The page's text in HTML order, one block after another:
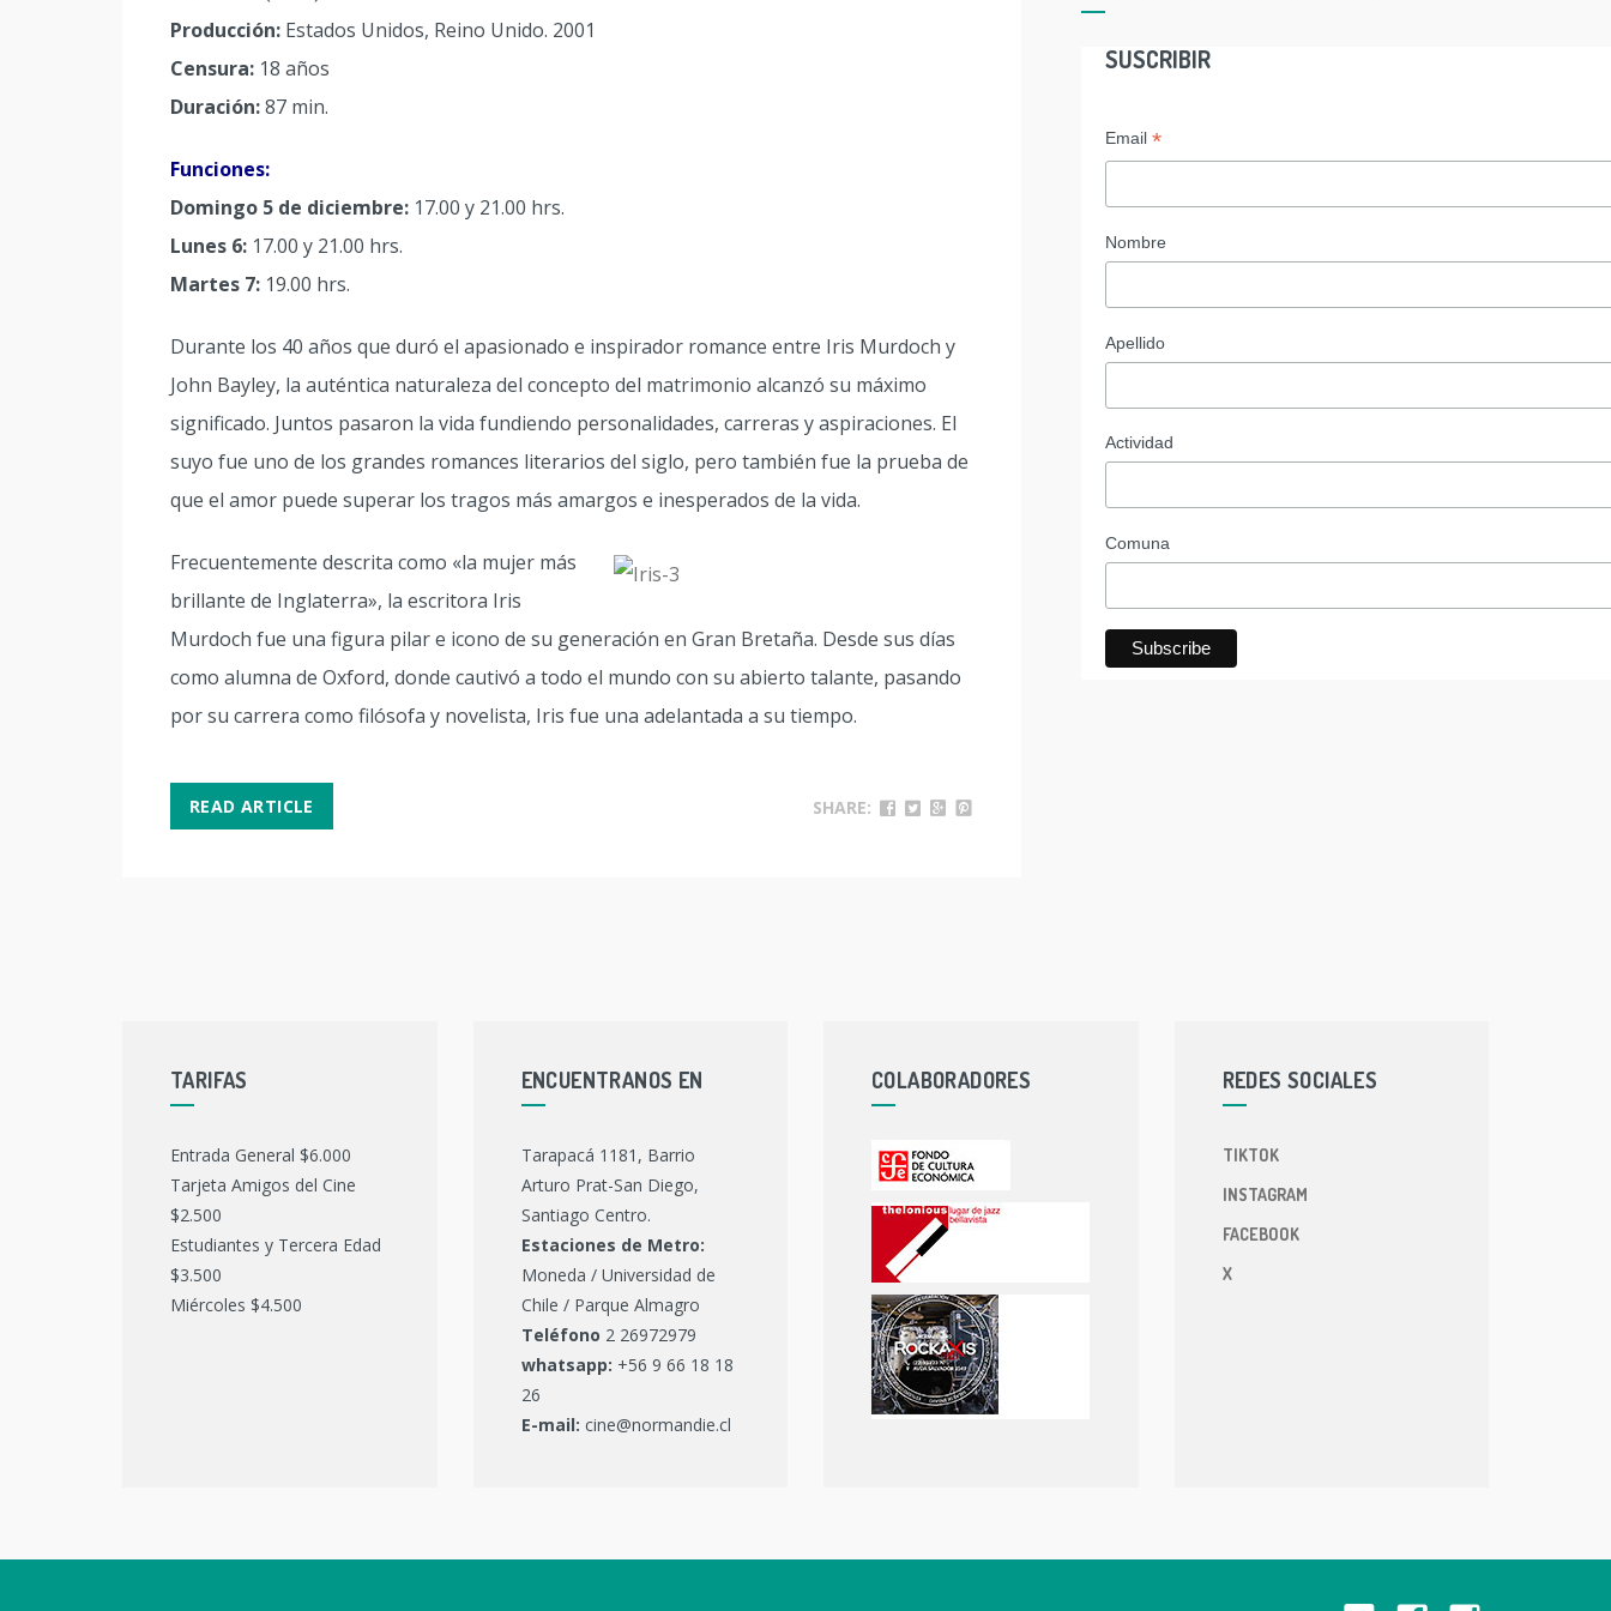
Producción: Estados Unidos, Reino Unido. 2001
Censura: 18 años
Duración:87 min.
Funciones:
Domingo 5 de diciembre: 17.00 y 21.00 hrs.
Lunes 6: 17.00 y 21.00 hrs.
Martes 7: 19.00 hrs.
Durante los 40 años que duró el apasionado e inspirador romance entre Iris Murdoch y
John Bayley, la auténtica naturaleza del concepto del matrimonio alcanzó su máximo
significado. Juntos pasaron la vida fundiendo personalidades, carreras y aspiraciones. El
suyo fue uno de los grandes romances literarios del siglo, pero también fue la prueba de
que el amor puede superar los tragos más amargos e inesperados de la vida.
Frecuentemente descrita como «la mujer más
brillante de Inglaterra», la escritora Iris
Murdoch fue una figura pilar e icono de su generación en Gran Bretaña. Desde sus días
como alumna de Oxford, donde cautivó a todo el mundo con su abierto talante, pasando
por su carrera como filósofa y novelista, Iris fue una adelantada a su tiempo.
READ ARTICLE SHARE:
SUSCRIBIR
Email *
Nombre
Apellido
Actividad
Comuna
TARIFAS
Entrada General $6.000
Tarjeta Amigos del Cine
$2.500
Estudiantes y Tercera Edad
$3.500
Miércoles $4.500
ENCUENTRANOS EN
Tarapacá 1181, Barrio
Arturo Prat-San Diego,
Santiago Centro.
Estaciones de Metro:
Moneda / Universidad de
Chile / Parque Almagro
Teléfono 2 26972979
whatsapp: +56 9 66 18 18
26
E-mail: cine@normandie.cl
COLABORADORES REDES SOCIALES
TIKTOK
INSTAGRAM
FACEBOOK
X